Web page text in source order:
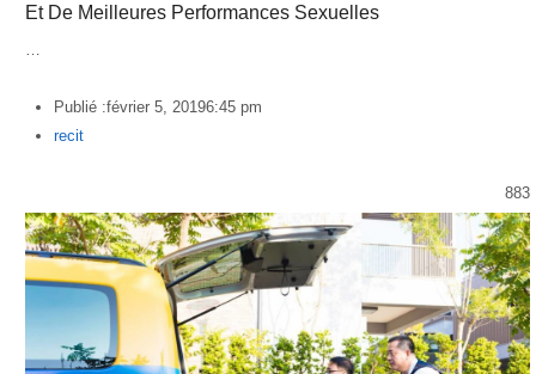
Et De Meilleures Performances Sexuelles
Publié :février 5, 20196:45 pm
Author
recit
883